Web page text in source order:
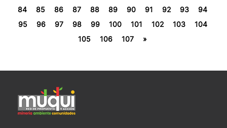
84
85 86 87 88 89 90 91 92 93
94
95
96 97 98 99 100 101 102 103
104
105
106 107 »